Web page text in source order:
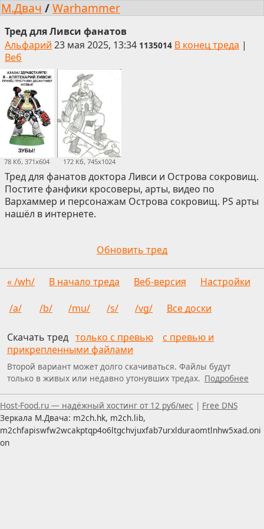
М.Двач /Warhammer
Тред для Ливси фанатов
Альфарий 23 мая 2025, 13:34 1135014 В конец треда |
Веб
78 Кб, 371x604 172 Кб, 745x1024
Тред для фанатов доктора Ливси и Острова сокровищ.
Постите фанфики кросоверы, арты, видео по
Вархаммер и персонажам Острова сокровищ. PS арты
нашёл в интернете.
Обновить тред
« /wh/ В начало треда Веб-версия Настройки
/a/ /b/ /mu/ /s/ /vg/ Все доски
Скачать тред только с превью
с превью и
прикрепленными файлами
Второй вариант может долго скачиваться. Файлы будут
только в живых или недавно утонувших тредах. Подробнее
Пользуетесь скринридером — пишите, что можно
Host-Food.ru — надёжный хостинг от 12 руб/мес | Free DNS
Зеркала М.Двача: m2ch.hk, m2ch.lib,
m2chfapiswfw2wcakptqp4o6ltgchvjuxfab7urxlduraomtlnhw5xad.oni
on